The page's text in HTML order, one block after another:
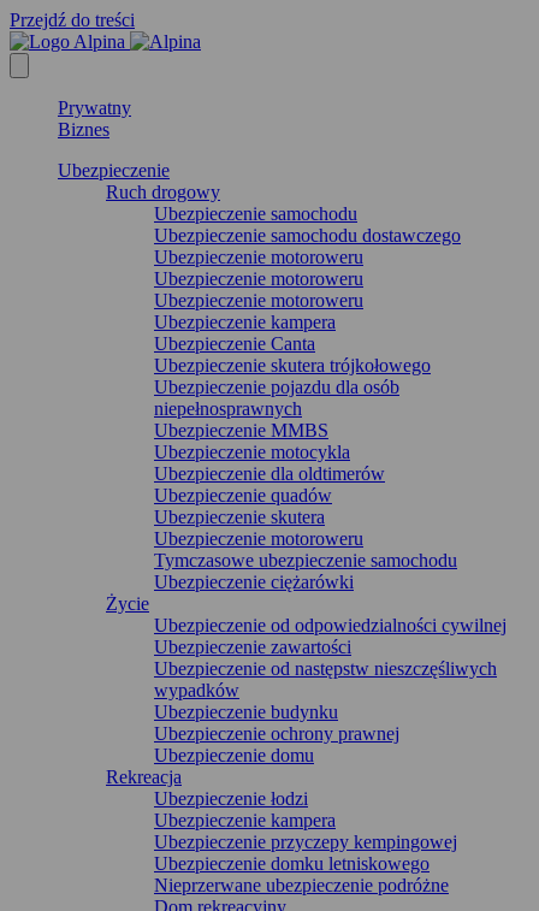
Przejdź do treści
Prywatny
Biznes
Ubezpieczenie
Ruch drogowy
Ubezpieczenie samochodu
Ubezpieczenie samochodu dostawczego
Ubezpieczenie motoroweru
Ubezpieczenie motoroweru
Ubezpieczenie motoroweru
Ubezpieczenie kampera
Ubezpieczenie Canta
Ubezpieczenie skutera trójkołowego
Ubezpieczenie pojazdu dla osób
niepełnosprawnych
Ubezpieczenie MMBS
Ubezpieczenie motocykla
Ubezpieczenie dla oldtimerów
Ubezpieczenie quadów
Ubezpieczenie skutera
Ubezpieczenie motoroweru
Tymczasowe ubezpieczenie samochodu
Ubezpieczenie ciężarówki
Życie
Ubezpieczenie od odpowiedzialności cywilnej
Ubezpieczenie zawartości
Ubezpieczenie od następstw nieszczęśliwych
wypadków
Ubezpieczenie budynku
Ubezpieczenie ochrony prawnej
Ubezpieczenie domu
Rekreacja
Ubezpieczenie łodzi
Ubezpieczenie kampera
Ubezpieczenie przyczepy kempingowej
Ubezpieczenie domku letniskowego
Nieprzerwane ubezpieczenie podróżne
Dom rekreacyjny